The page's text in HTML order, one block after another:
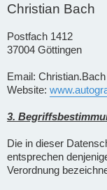
Christian Bach
Postfach 1412
37004 Göttingen
Email:
Website:
3.
Die in dieser
entsprechen
Verordnung